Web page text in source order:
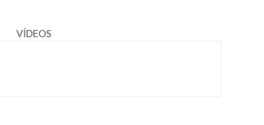
VÍDEOS